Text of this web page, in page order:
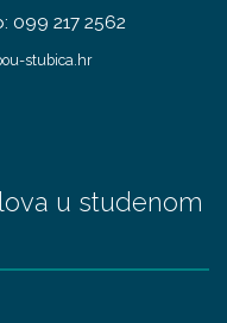
099 217 2562
stubica.hr
u studenom